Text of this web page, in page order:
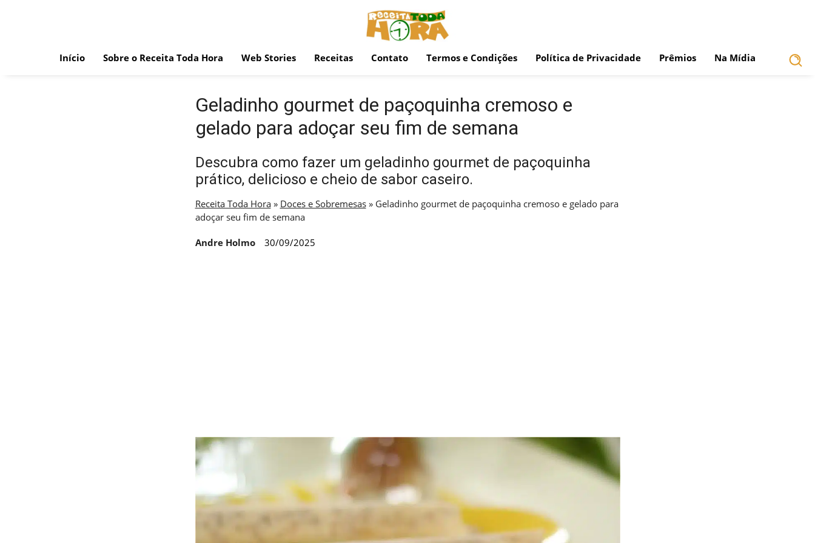
Início Sobre o Receita Toda Hora Web Stories Receitas Contato Termos e Condições Política de Privacidade Prêmios Na Mídia
Geladinho gourmet de paçoquinha cremoso e
gelado para adoçar seu fim de semana
Descubra como fazer um geladinho gourmet de paçoquinha
prático, delicioso e cheio de sabor caseiro.
Receita Toda Hora» Doces e Sobremesas» Geladinho gourmet de paçoquinha cremoso e gelado para
adoçar seu fim de semana
Andre Holmo 30/09/2025